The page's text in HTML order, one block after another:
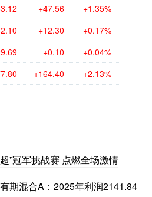
+47.56 +1.35%
+12.30 +0.17%
+0.10 +0.04%
+164.40 +2.13%
”冠军挑战赛 点燃全场激情
期混合A：2025年利润2141.84